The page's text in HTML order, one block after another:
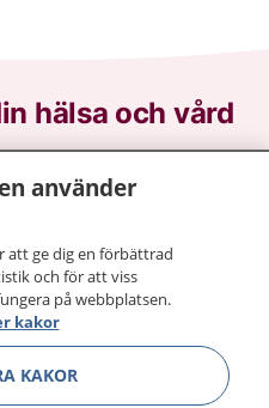
hälsa och vård
du kan kontakta.
och göra dina
1177 för
runt.
må bättre.
använder
att ge dig en förbättrad
och för att viss
på webbplatsen.
kakor
KAKOR